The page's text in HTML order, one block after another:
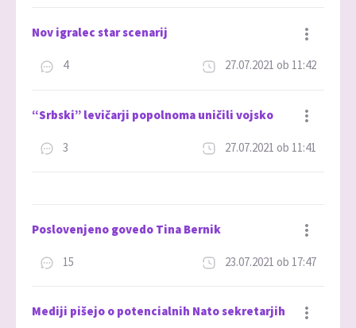
Nov igralec star scenarij
4 27.07.2021 ob 11:42
“Srbski” levičarji popolnoma uničili vojsko
3 27.07.2021 ob 11:41
Poslovenjeno govedo Tina Bernik
15 23.07.2021 ob 17:47
Mediji pišejo o potencialnih Nato sekretarjih